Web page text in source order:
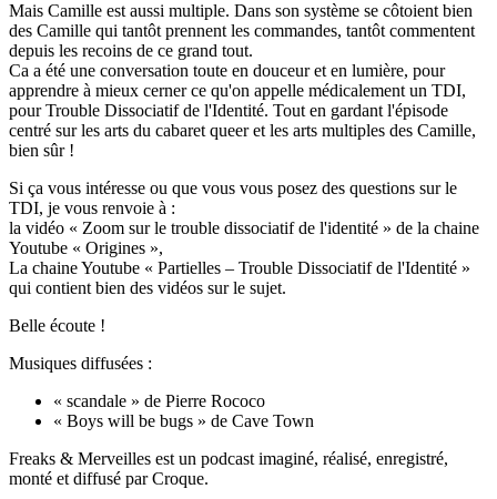
Mais Camille est aussi multiple. Dans son système se côtoient bien
des Camille qui tantôt prennent les commandes, tantôt commentent
depuis les recoins de ce grand tout.
Ca a été une conversation toute en douceur et en lumière, pour
apprendre à mieux cerner ce qu'on appelle médicalement un TDI,
pour Trouble Dissociatif de l'Identité. Tout en gardant l'épisode
centré sur les arts du cabaret queer et les arts multiples des Camille,
bien sûr !
Si ça vous intéresse ou que vous vous posez des questions sur le
TDI, je vous renvoie à :
la vidéo « Zoom sur le trouble dissociatif de l'identité » de la chaine
Youtube « Origines »,
La chaine Youtube « Partielles – Trouble Dissociatif de l'Identité »
qui contient bien des vidéos sur le sujet.
Belle écoute !
Musiques diffusées :
« scandale » de Pierre Rococo
« Boys will be bugs » de Cave Town
Freaks & Merveilles est un podcast imaginé, réalisé, enregistré,
monté et diffusé par Croque.